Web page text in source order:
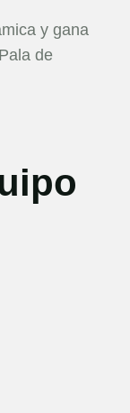
y gana
de